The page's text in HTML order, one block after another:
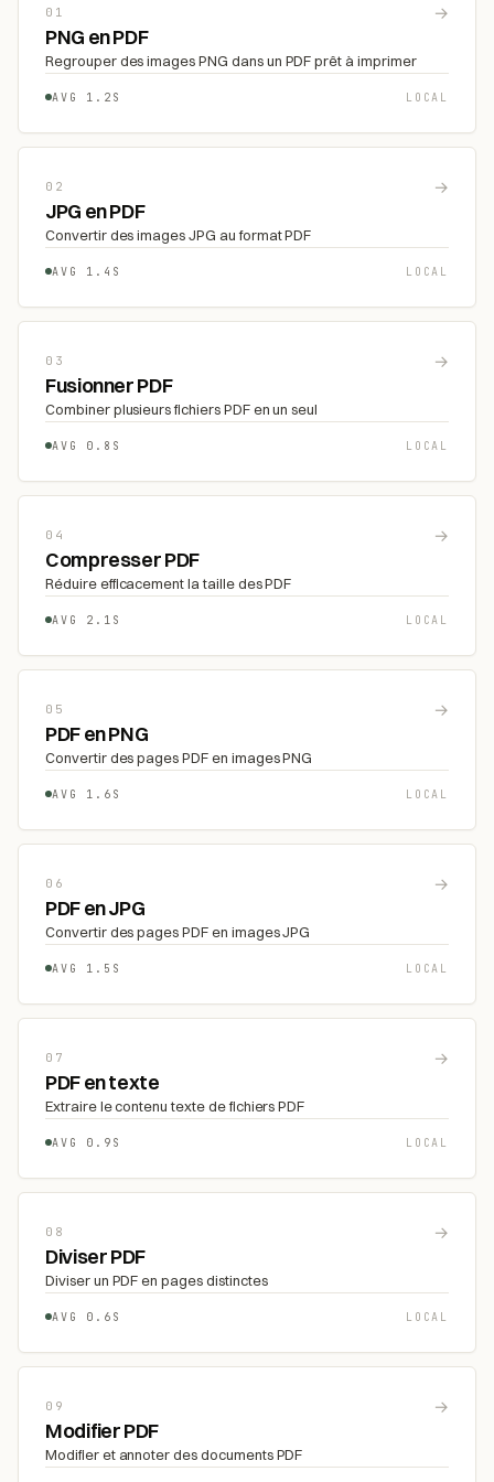
01 →
PNG en PDF
Regrouper des images PNG dans un PDF prêt à imprimer
AVG 1.2S LOCAL
02 →
JPG en PDF
Convertir des images JPG au format PDF
AVG 1.4S LOCAL
03 →
Fusionner PDF
Combiner plusieurs fichiers PDF en un seul
AVG 0.8S LOCAL
04 →
Compresser PDF
Réduire efficacement la taille des PDF
AVG 2.1S LOCAL
05 →
PDF en PNG
Convertir des pages PDF en images PNG
AVG 1.6S LOCAL
06 →
PDF en JPG
Convertir des pages PDF en images JPG
AVG 1.5S LOCAL
07 →
PDF en texte
Extraire le contenu texte de fichiers PDF
AVG 0.9S LOCAL
08 →
Diviser PDF
Diviser un PDF en pages distinctes
AVG 0.6S LOCAL
09 →
Modifier PDF
Modifier et annoter des documents PDF